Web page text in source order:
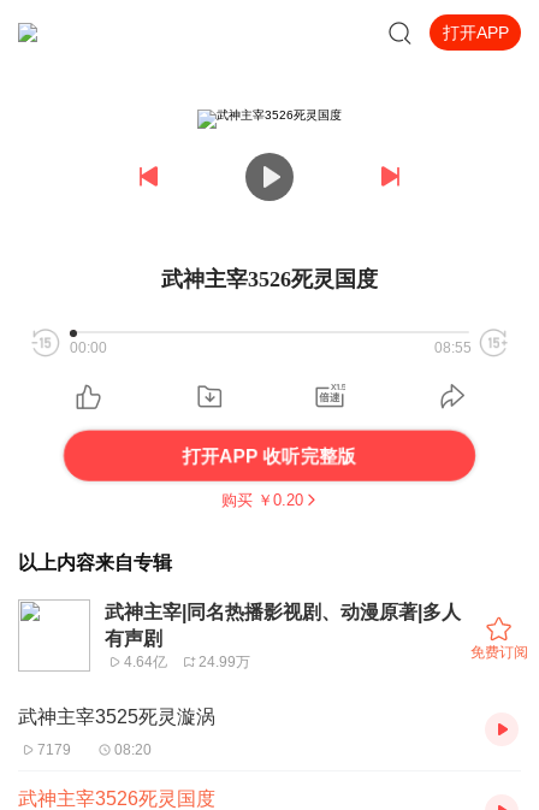
打开APP
武神主宰3526死灵国度
00:00 08:55
打开APP 收听完整版
购买 ￥ 0.20
以上内容来自专辑
武神主宰|同名热播影视剧、动漫原著|多人
有声剧
4.64亿 24.99万
免费订阅
武神主宰3525死灵漩涡
7179 08:20
武神主宰3526死灵国度